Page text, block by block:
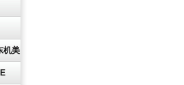
机美